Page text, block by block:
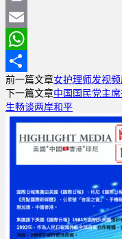
Weibo
Print
Email
WhatsApp
分
享
前一篇文章女护理师发视
下一篇文章中国国民党主
生畅谈两岸和平